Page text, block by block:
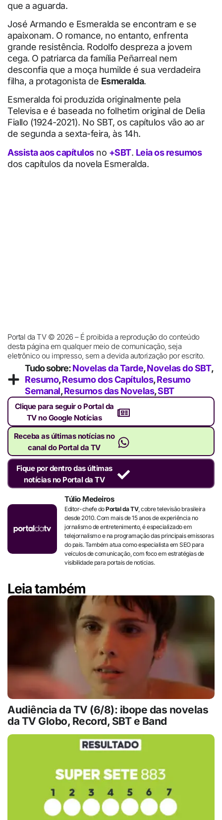
que a aguarda.
José Armando e Esmeralda se encontram e se
apaixonam. O romance, no entanto, enfrenta
grande resistência. Rodolfo despreza a jovem
cega. O patriarca da família Peñarreal nem
desconfia que a moça humilde é sua verdadeira
filha, a protagonista de Esmeralda.
Esmeralda foi produzida originalmente pela
Televisa e é baseada no folhetim original de Delia
Fiallo (1924-2021). No SBT, os capítulos vão ao ar
de segunda a sexta-feira, às 14h.
Assista aos capítulosno +SBT. Leia os resumos
dos capítulos da novela Esmeralda.
Portal da TV © 2026 – É proibida a reprodução do conteúdo
desta página em qualquer meio de comunicação, seja
eletrônico ou impresso, sem a devida autorização por escrito.
Tudo sobre:Novelas da Tarde,Novelas do SBT,
Resumo,Resumo dos Capítulos,Resumo
Semanal,Resumos das Novelas,SBT
Clique para seguir o Portal da
TV no Google Notícias
Receba as últimas notícias no
canal do Portal da TV
Fique por dentro das últimas
notícias no Portal da TV
Túlio Medeiros
Editor-chefe doPortal da TV, cobre televisão brasileira
desde 2010. Com mais de 15 anos de experiência no
jornalismo de entretenimento, é especializado em
telejornalismo e na programação das principais emissoras
do país. Também atua como especialista em SEO para
veículos de comunicação, com foco em estratégias de
visibilidade para portais de notícias.
Leia também
Audiência da TV (6/8): ibope das novelas
da TV Globo, Record, SBT e Band